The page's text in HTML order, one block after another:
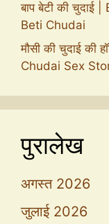
बाप बेटी की
Beti Chudai
मौसी की चुदाई की
Chudai Sex
पुरालेख
अगस्त 2026
जुलाई 2026